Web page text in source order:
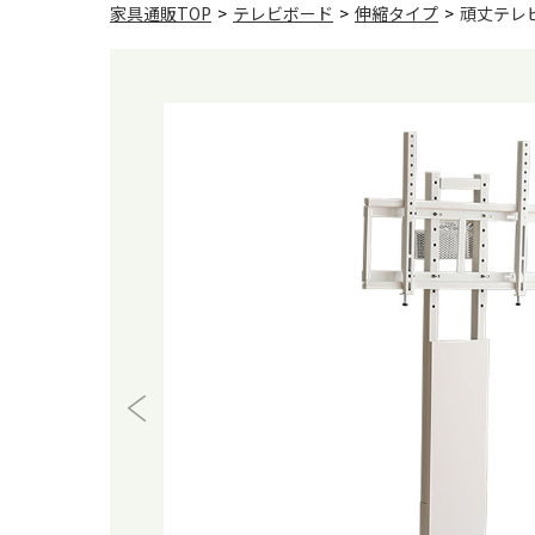
家具通販TOP > テレビボード > 伸縮タイプ > 頑丈テレ